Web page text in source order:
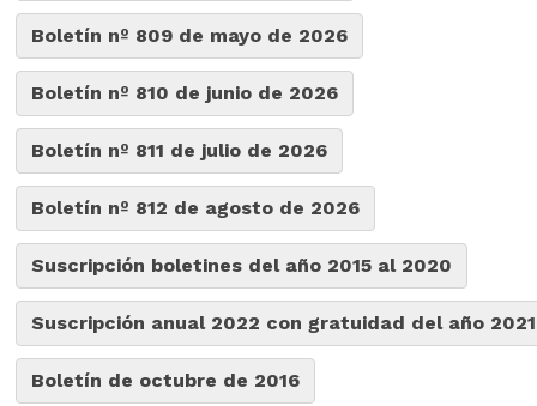
Boletín nº 809 de mayo de 2026
Boletín nº 810 de junio de 2026
Boletín nº 811 de julio de 2026
Boletín nº 812 de agosto de 2026
Suscripción boletines del año 2015 al 2020
Suscripción anual 2022 con gratuidad del año
Boletín de octubre de 2016